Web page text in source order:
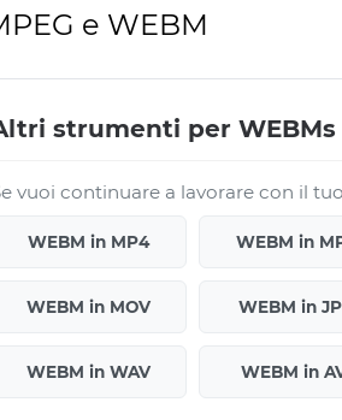
e WEBM
strumenti per WEBMs
vuoi continuare a lavorare con il
WEBM in MP4 WEBM in
WEBM in MOV WEBM in
WEBM in WAV WEBM in